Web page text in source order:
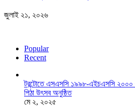
জুলাই ২১, ২০২৬
Popular
Recent
টরন্টোতে এসএসসি ১৯৯৮-এইচএসসি ২০০০
পিঠা উৎসব অনুষ্ঠিত
মে ২, ২০২৫